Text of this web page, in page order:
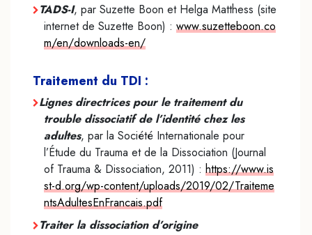
TADS-I, par Suzette Boon et Helga Matthess (site
internet de Suzette Boon) : www.suzetteboon.co
m/en/downloads-en/
Traitement du TDI :
Lignes directrices pour le traitement du
trouble dissociatif de l’identité chez les
adultes, par la Société Internationale pour
l’Étude du Trauma et de la Dissociation (Journal
of Trauma & Dissociation, 2011) : https://www.is
st-d.org/wp-content/uploads/2019/02/Traiteme
ntsAdultesEnFrancais.pdf
Traiter la dissociation d’origine